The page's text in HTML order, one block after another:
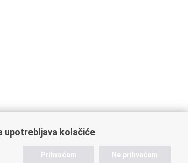
upotrebljava kolačiće
Prihvaćam Ne prihvaćam